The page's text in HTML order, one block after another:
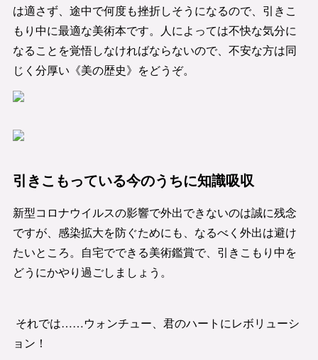
は適さず、途中で何度も挫折しそうになるので、引きこ
もり中に最適な美術本です。人によっては不快な気分に
なることを覚悟しなければならないので、不安な方は同
じく分厚い《美の歴史》をどうぞ。
引きこもっている今のうちに知識吸収
新型コロナウイルスの影響で外出できないのは誠に残念
ですが、感染拡大を防ぐためにも、なるべく外出は避け
たいところ。自宅でできる美術鑑賞で、引きこもり中を
どうにかやり過ごしましょう。
それでは……ウォンチュー、君のハートにレボリューシ
ョン！